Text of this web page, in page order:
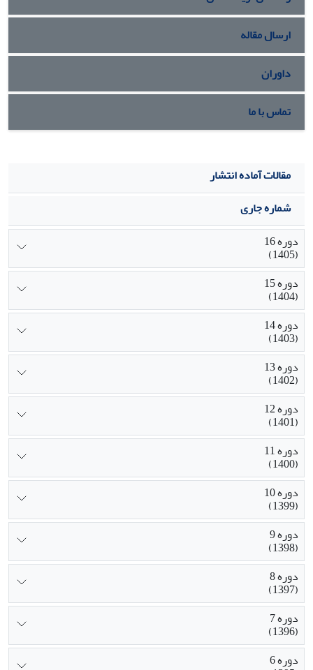
ارسال مقاله
داوران
تماس با ما
مقالات آماده انتشار
شماره جاری
دوره 16
(1405)
دوره 15
(1404)
دوره 14
(1403)
دوره 13
(1402)
دوره 12
(1401)
دوره 11
(1400)
دوره 10
(1399)
دوره 9
(1398)
دوره 8
(1397)
دوره 7
(1396)
دوره 6